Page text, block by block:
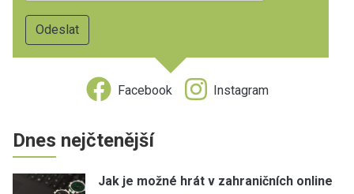
Facebook Instagram
Dnes nejčtenější
Jak je možné hrát v zahraničních online